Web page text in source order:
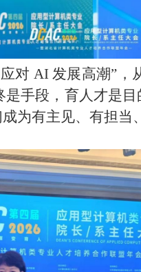
对 AI 发展高潮”，
手段，育人才是
为有主见、有担当